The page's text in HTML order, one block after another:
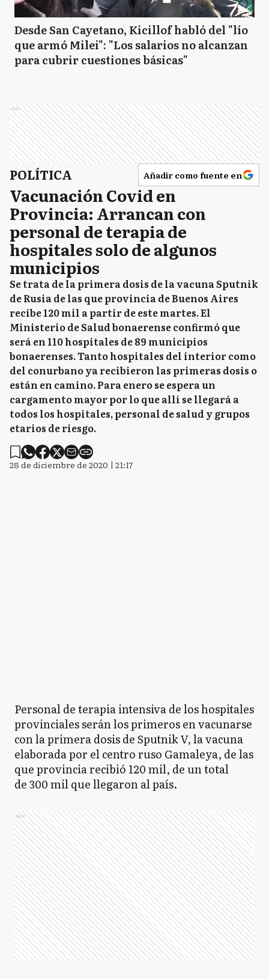
Desde San Cayetano, Kicillof habló del "lío
que armó Milei": "Los salarios no alcanzan
para cubrir cuestiones básicas"
Ads
POLÍTICA Añadir como fuente en
Vacunación Covid en
Provincia: Arrancan con
personal de terapia de
hospitales solo de algunos
municipios
Se trata de la primera dosis de la vacuna Sputnik
de Rusia de las que provincia de Buenos Aires
recibe 120 mil a partir de este martes. El
Ministerio de Salud bonaerense confirmó que
será en 110 hospitales de 89 municipios
bonaerenses. Tanto hospitales del interior como
del conurbano ya recibieron las primeras dosis o
están en camino. Para enero se espera un
cargamento mayor por lo que allí se llegará a
todos los hospitales, personal de salud y grupos
etarios de riesgo.
28 de diciembre de 2020 | 21:17
Personal de terapia intensiva de los hospitales
provinciales serán los primeros en vacunarse
con la primera dosis de Sputnik V, la vacuna
elaborada por el centro ruso Gamaleya, de las
que provincia recibió 120 mil, de un total
de 300 mil que llegaron al país.
Ads